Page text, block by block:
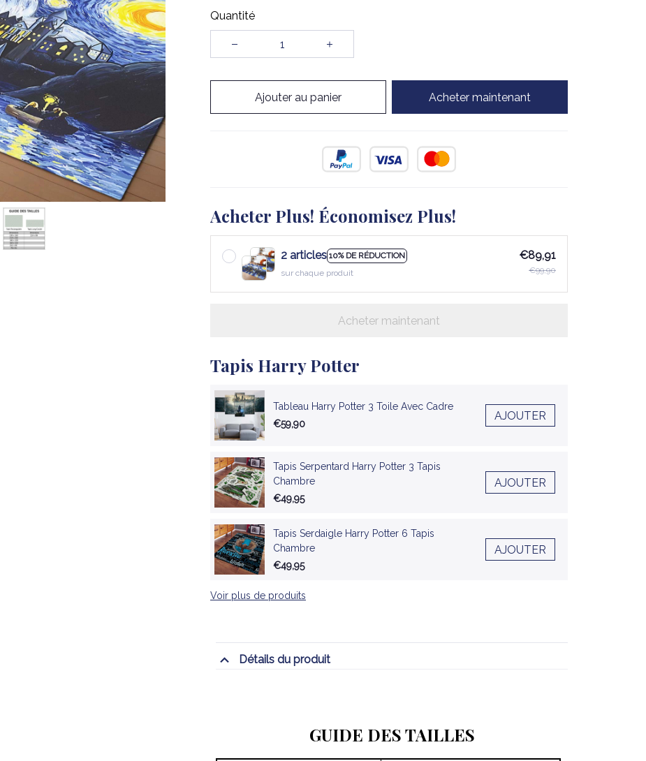
Quantité
Ajouter au panier Acheter maintenant
Acheter Plus! Économisez Plus!
2 articles 10% DE RÉDUCTION
sur chaque produit
€89,91
€99,90
Acheter maintenant
Tapis Harry Potter
Tableau Harry Potter 3 Toile Avec Cadre
€59,90
AJOUTER
Tapis Serpentard Harry Potter 3 Tapis
Chambre
€49,95
AJOUTER
Tapis Serdaigle Harry Potter 6 Tapis
Chambre
€49,95
AJOUTER
Voir plus de produits
Détails du produit
GUIDE DES TAILLES